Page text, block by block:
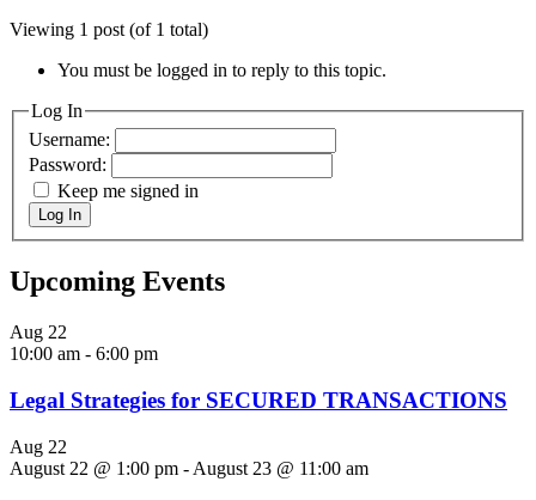
Viewing 1 post (of 1 total)
You must be logged in to reply to this topic.
Log In
Username:
Password:
Keep me signed in
Log In
Upcoming Events
Aug 22
10:00 am - 6:00 pm
Legal Strategies for SECURED TRANSACTIONS
Aug 22
August 22 @ 1:00 pm - August 23 @ 11:00 am